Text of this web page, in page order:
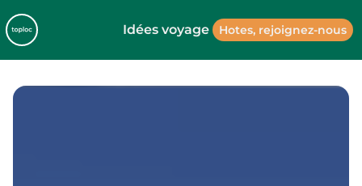
Idées voyage Hotes, rejoignez-nous